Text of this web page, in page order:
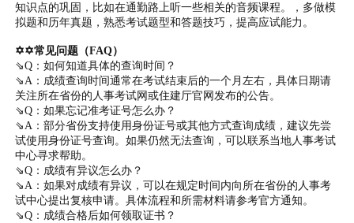
知识点的巩固，比如在通勤路上听一些相关的音频课程。，多做模
拟题和历年真题，熟悉考试题型和答题技巧，提高应试能力。
✡✡常见问题（FAQ）
⇘Q：如何知道具体的查询时间？
⇘A：成绩查询时间通常在考试结束后的一个月左右，具体日期请
关注所在省份的人事考试网或住建厅官网发布的公告。
⇘Q：如果忘记准考证号怎么办？
⇘A：部分省份支持使用身份证号或其他方式查询成绩，建议先尝
试使用身份证号查询。如果仍然无法查询，可以联系当地人事考试
中心寻求帮助。
⇘Q：成绩有异议怎么办？
⇘A：如果对成绩有异议，可以在规定时间内向所在省份的人事考
试中心提出复核申请。具体流程和所需材料请参考官方通知。
⇘Q：成绩合格后如何领取证书？